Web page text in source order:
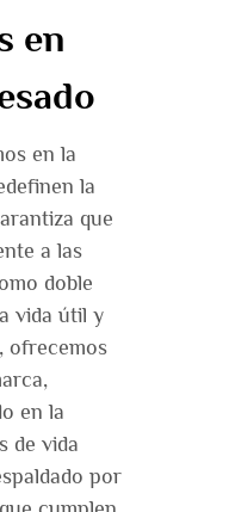
en
en la
la
que
a las
doble
vida útil y
ofrecemos
en la
de vida
por